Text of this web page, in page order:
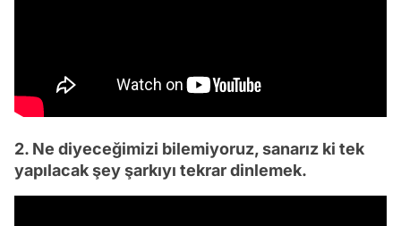
2. Ne diyeceğimizi bilemiyoruz, sanarız ki tek
yapılacak şey şarkıyı tekrar dinlemek.